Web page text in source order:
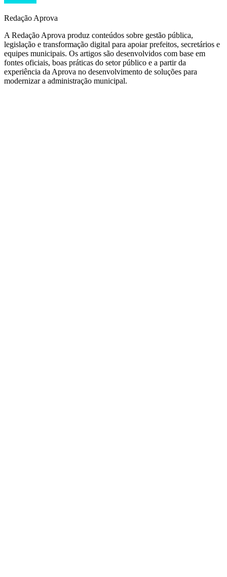
Redação Aprova
A Redação Aprova produz conteúdos sobre gestão pública,
legislação e transformação digital para apoiar prefeitos, secretários e
equipes municipais. Os artigos são desenvolvidos com base em
fontes oficiais, boas práticas do setor público e a partir da
experiência da Aprova no desenvolvimento de soluções para
modernizar a administração municipal.